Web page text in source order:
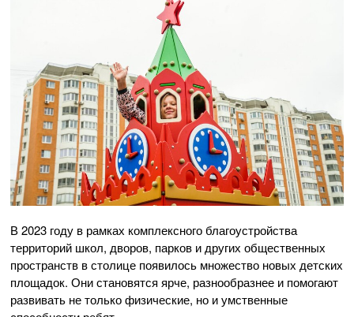
В 2023 году в рамках комплексного благоустройства
территорий школ, дворов, парков и других общественных
пространств в столице появилось множество новых детских
площадок. Они становятся ярче, разнообразнее и помогают
развивать не только физические, но и умственные